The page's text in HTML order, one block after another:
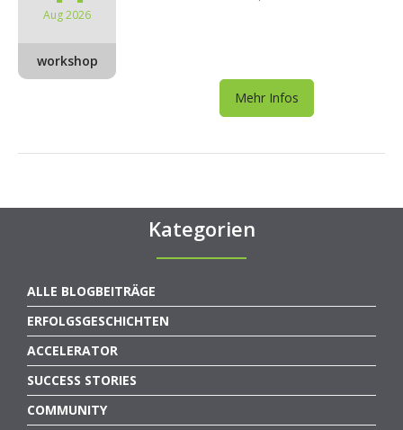
Aug 2026
workshop
Mehr Infos
Kategorien
ALLE BLOGBEITRÄGE
ERFOLGSGESCHICHTEN
ACCELERATOR
SUCCESS STORIES
COMMUNITY